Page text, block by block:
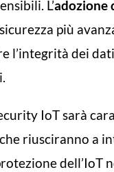
L’adozione
più
l’integrità dei
IoT sarà
riusciranno a
dell’IoT